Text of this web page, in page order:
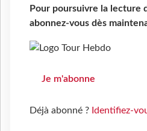
Pour poursuivre la lecture
abonnez-vous dès
Je m'abonne
Déjà abonné ? Identifiez-